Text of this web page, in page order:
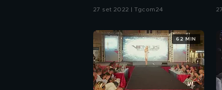
Primavera/Estate 23
27 set 2022 | Tgcom24
62 MIN